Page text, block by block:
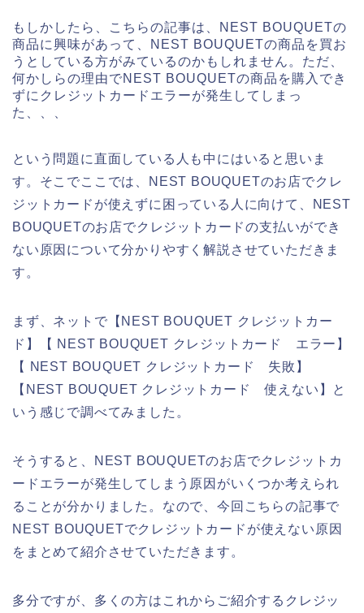
もしかしたら、こちらの記事は、NEST BOUQUETの
商品に興味があって、NEST BOUQUETの商品を買お
うとしている方がみているのかもしれません。ただ、
何かしらの理由でNEST BOUQUETの商品を購入でき
ずにクレジットカードエラーが発生してしまっ
た、、、
という問題に直面している人も中にはいると思いま
す。そこでここでは、NEST BOUQUETのお店でクレ
ジットカードが使えずに困っている人に向けて、NEST
BOUQUETのお店でクレジットカードの支払いができ
ない原因について分かりやすく解説させていただきま
す。
まず、ネットで【NEST BOUQUET クレジットカー
ド】【 NEST BOUQUET クレジットカード エラー】
【 NEST BOUQUET クレジットカード 失敗】
【NEST BOUQUET クレジットカード 使えない】と
いう感じで調べてみました。
そうすると、NEST BOUQUETのお店でクレジットカ
ードエラーが発生してしまう原因がいくつか考えられ
ることが分かりました。なので、今回こちらの記事で
NEST BOUQUETでクレジットカードが使えない原因
をまとめて紹介させていただきます。
多分ですが、多くの方はこれからご紹介するクレジッ